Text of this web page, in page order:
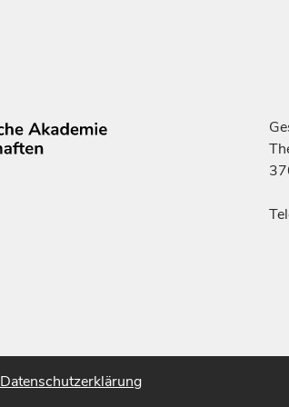
Datenschutzerklärung